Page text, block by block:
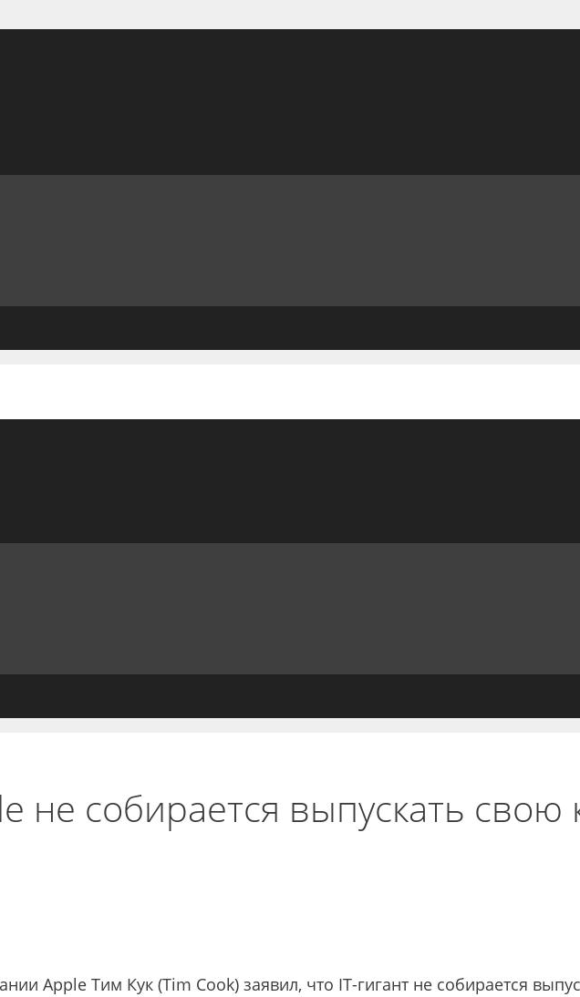
не собирается выпускать свою
Apple Тим Кук (Tim Cook) заявил, что IT-гигант не собирается